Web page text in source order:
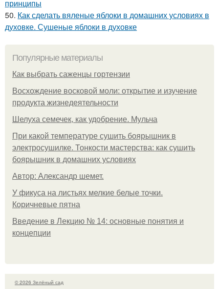
принципы
50. Как сделать вяленые яблоки в домашних условиях в
духовке. Сушеные яблоки в духовке
Популярные материалы
Как выбрать саженцы гортензии
Восхождение восковой моли: открытие и изучение
продукта жизнедеятельности
Шелуха семечек, как удобрение. Мульча
При какой температуре сушить боярышник в
электросушилке. Тонкости мастерства: как сушить
боярышник в домашних условиях
Автор: Александр шемет.
У фикуса на листьях мелкие белые точки.
Коричневые пятна
Введение в Лекцию № 14: основные понятия и
концепции
© 2026 Зелёный сад